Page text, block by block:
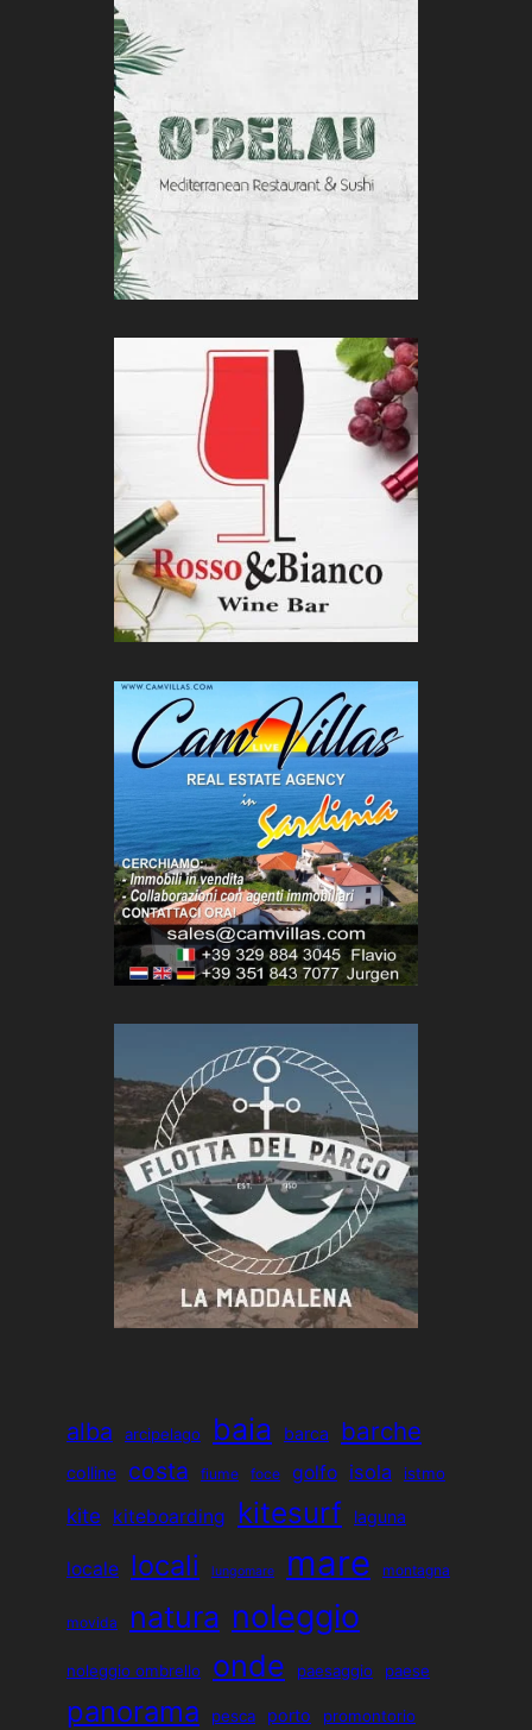
alba arcipelago baia barca barche
colline costa fiume foce golfo isola istmo
kite kiteboarding kitesurf laguna
locale locali lungomare mare montagna
movida natura noleggio
noleggio ombrello onde paesaggio paese
panorama pesca porto promontorio